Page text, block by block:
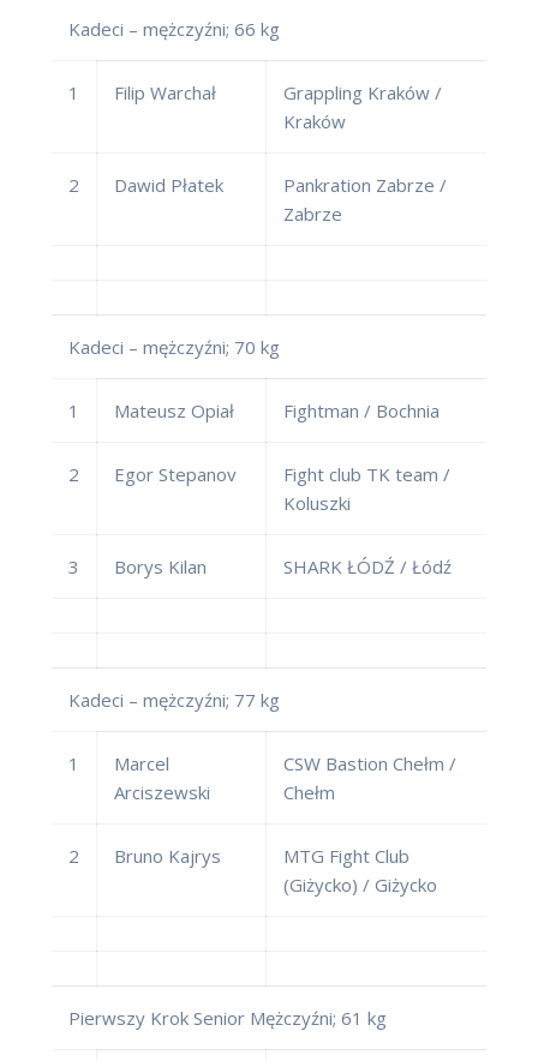
Kadeci – mężczyźni; 66 kg
1 Filip Warchał
Grappling Kraków /
Kraków
2 Dawid Płatek
Pankration Zabrze /
Zabrze
Kadeci – mężczyźni; 70 kg
1 Mateusz Opiał Fightman / Bochnia
2 Egor Stepanov
Fight club TK team /
Koluszki
3 Borys Kilan SHARK ŁÓDŹ / Łódź
Kadeci – mężczyźni; 77 kg
1
Marcel
Arciszewski
CSW Bastion Chełm /
Chełm
2 Bruno Kajrys
MTG Fight Club
(Giżycko) / Giżycko
Pierwszy Krok Senior Mężczyźni; 61 kg